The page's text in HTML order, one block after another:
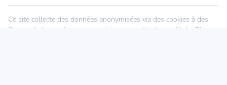
Ce site collecte des données anonymisées via des cookies à des
fins statistiques. Aucune donnée personnelle n'est utilisée. Plus